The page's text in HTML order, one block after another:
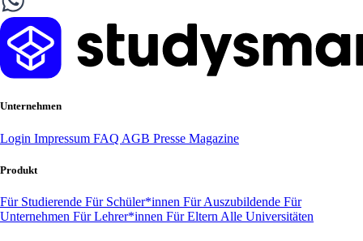
Unternehmen
Login Impressum FAQ AGB Presse Magazine
Produkt
Für Studierende Für Schüler*innen Für Auszubildende Für
Unternehmen Für Lehrer*innen Für Eltern Alle Universitäten